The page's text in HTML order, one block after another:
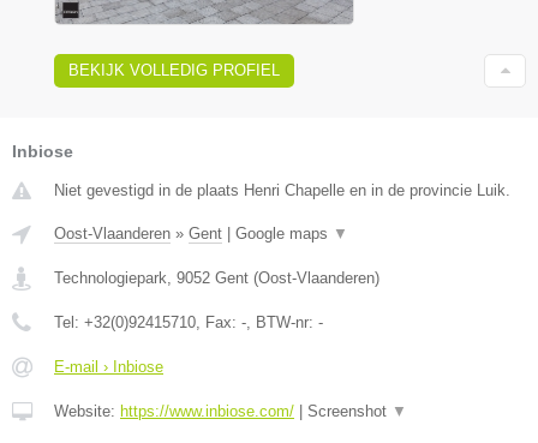
BEKIJK VOLLEDIG PROFIEL
Inbiose
Niet gevestigd in de plaats Henri Chapelle en in de provincie Luik.
Oost-Vlaanderen » Gent | Google maps ▼
Technologiepark 9052 Gent (Oost-Vlaanderen)
Tel: +32(0)92415710 , Fax: - , BTW-nr: -
E-mail › Inbiose
Website: https://www.inbiose.com/ | Screenshot ▼